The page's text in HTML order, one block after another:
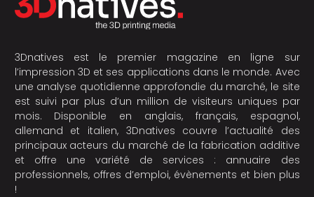
3Dnatives est le premier magazine en ligne sur
l’impression 3D et ses applications dans le monde. Avec
une analyse quotidienne approfondie du marché, le site
est suivi par plus d’un million de visiteurs uniques par
mois. Disponible en anglais, français, espagnol,
allemand et italien, 3Dnatives couvre l’actualité des
principaux acteurs du marché de la fabrication additive
et offre une variété de services : annuaire des
professionnels, offres d’emploi, évènements et bien plus
!